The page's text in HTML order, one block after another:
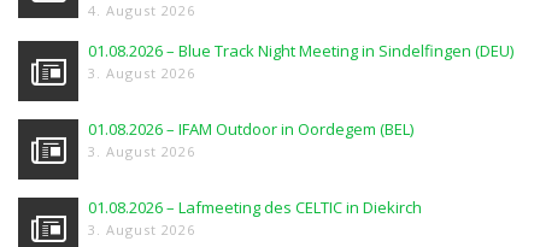
4. August 2026
01.08.2026 – Blue Track Night Meeting in Sindelfingen (DEU)
3. August 2026
01.08.2026 – IFAM Outdoor in Oordegem (BEL)
3. August 2026
01.08.2026 – Lafmeeting des CELTIC in Diekirch
3. August 2026